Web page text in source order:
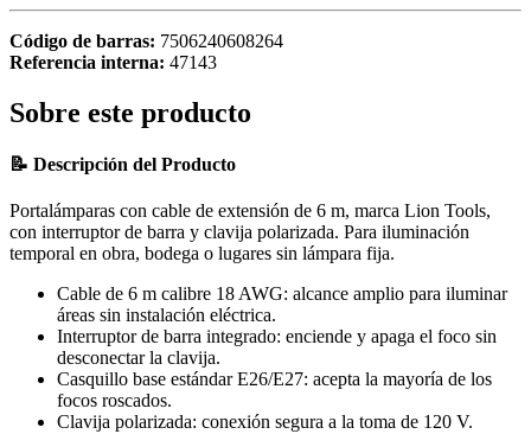
Código de barras: 7506240608264
Referencia interna: 47143
Sobre este producto
📝 Descripción del Producto
Portalámparas con cable de extensión de 6 m, marca Lion Tools,
con interruptor de barra y clavija polarizada. Para iluminación
temporal en obra, bodega o lugares sin lámpara fija.
Cable de 6 m calibre 18 AWG: alcance amplio para iluminar
áreas sin instalación eléctrica.
Interruptor de barra integrado: enciende y apaga el foco sin
desconectar la clavija.
Casquillo base estándar E26/E27: acepta la mayoría de los
focos roscados.
Clavija polarizada: conexión segura a la toma de 120 V.